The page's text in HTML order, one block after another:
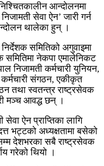
आन्दोलनमा
सेवा ऐन’ जारी गर्न
थालेका हुन् ।
समितिको अगुवाइमा
समितिमा नेकपा एमालेनिकट
निजामती कर्मचारी युनियन,
कर्मचारी संगठन, एकीकृत
तथा स्वतन्त्र राष्ट्रसेवक
मञ्च आवद्ध छन् ।
ऐन प्राप्तिका लागि
भट्टको अध्यक्षतामा बसेको
देशभरका सबै राष्ट्रसेवक
गरेको थियो ।